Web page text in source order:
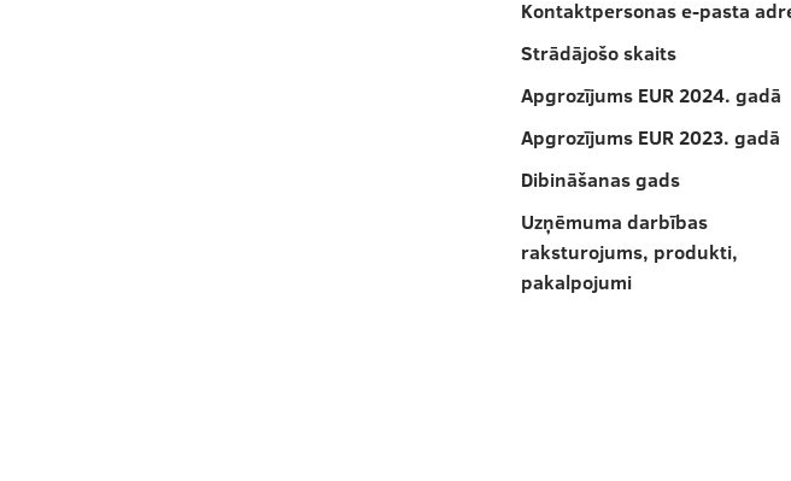
Kontaktpersonas e-pasta
Strādājošo skaits
Apgrozījums EUR 2024. gadā
Apgrozījums EUR 2023. gadā
Dibināšanas gads
Uzņēmuma darbības
raksturojums, produkti,
pakalpojumi